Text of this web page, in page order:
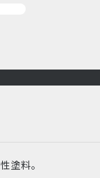
塗料。